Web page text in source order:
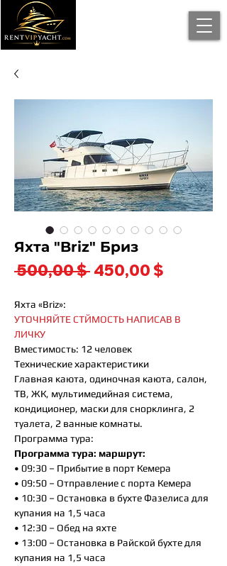
Яхта "Briz" Бриз
500,00 $ Обычная
450,00 $
Яхта «Briz»:
УТОЧНЯЙТЕ СТЙМОСТЬ НАПИСАВ В
ЛИЧКУ
Вместимость: 12 человек
Технические характеристики
Главная каюта, одиночная каюта, салон,
ТВ, ЖК, мультимедийная система,
кондиционер, маски для снорклинга, 2
туалета, 2 ванные комнаты.
Программа тура:
Программа тура: маршрут:
• 09:30 – Прибытие в порт Кемера
• 09:50 – Отправление с порта Кемера
• 10:30 – Остановка в бухте Фазелиса для
купания на 1,5 часа
• 12:30 – Обед на яхте
• 13:00 – Остановка в Райской бухте для
купания на 1,5 часа